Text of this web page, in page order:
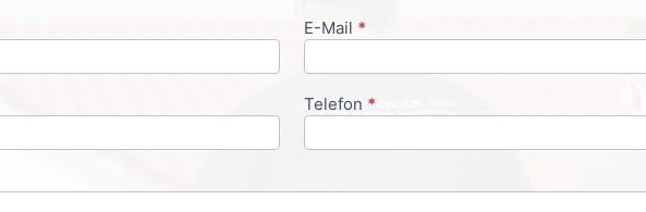
E-Mail *
Telefon *